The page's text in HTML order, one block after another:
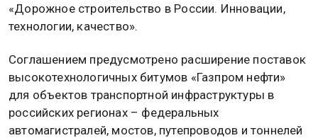
«Дорожное строительство в России. Инновации,
технологии, качество».
Соглашением предусмотрено расширение поставок
высокотехнологичных битумов «Газпром нефти»
для объектов транспортной инфраструктуры в
российских регионах – федеральных
автомагистралей, мостов, путепроводов и тоннелей